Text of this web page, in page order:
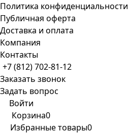
Политика конфиденциальности
Публичная оферта
Доставка и оплата
Компания
Контакты
+7 (812) 702-81-12
Заказать звонок
Задать вопрос
Войти
Корзина0
Избранные товары0